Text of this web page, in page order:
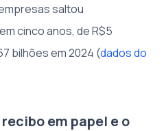
saltou
cinco anos, de R$5
bilhões em 2024 (dados do
em papel e o